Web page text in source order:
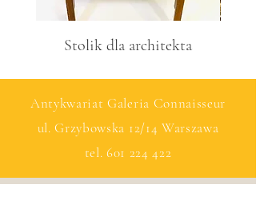
Stolik dla architekta
Antykwariat Galeria Connaisseur
ul. Grzybowska 12/14 Warszawa
tel. 601 224 422